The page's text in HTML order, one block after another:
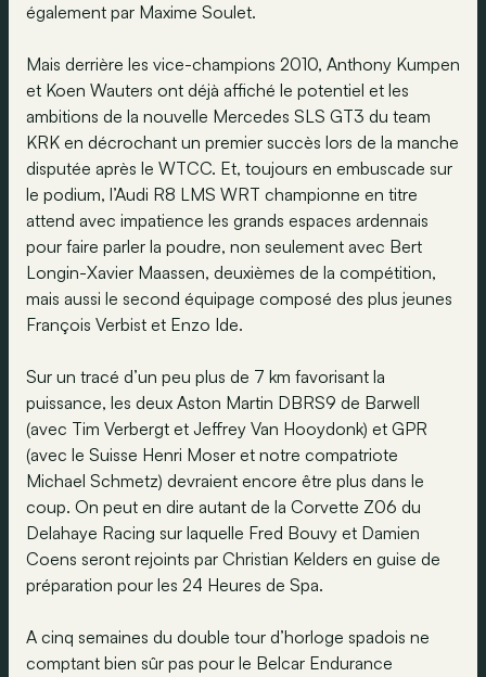
également par Maxime Soulet.
Mais derrière les vice-champions 2010, Anthony Kumpen
et Koen Wauters ont déjà affiché le potentiel et les
ambitions de la nouvelle Mercedes SLS GT3 du team
KRK en décrochant un premier succès lors de la manche
disputée après le WTCC. Et, toujours en embuscade sur
le podium, l’Audi R8 LMS WRT championne en titre
attend avec impatience les grands espaces ardennais
pour faire parler la poudre, non seulement avec Bert
Longin-Xavier Maassen, deuxièmes de la compétition,
mais aussi le second équipage composé des plus jeunes
François Verbist et Enzo Ide.
Sur un tracé d’un peu plus de 7 km favorisant la
puissance, les deux Aston Martin DBRS9 de Barwell
(avec Tim Verbergt et Jeffrey Van Hooydonk) et GPR
(avec le Suisse Henri Moser et notre compatriote
Michael Schmetz) devraient encore être plus dans le
coup. On peut en dire autant de la Corvette Z06 du
Delahaye Racing sur laquelle Fred Bouvy et Damien
Coens seront rejoints par Christian Kelders en guise de
préparation pour les 24 Heures de Spa.
A cinq semaines du double tour d’horloge spadois ne
comptant bien sûr pas pour le Belcar Endurance